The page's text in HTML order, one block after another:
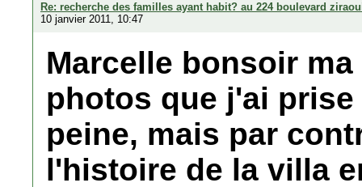
Re: recherche des familles ayant habit? au 224 boulevard
10 janvier 2011, 10:47
Marcelle bonsoir
photos que j'ai
peine, mais par
l'histoire de la villa